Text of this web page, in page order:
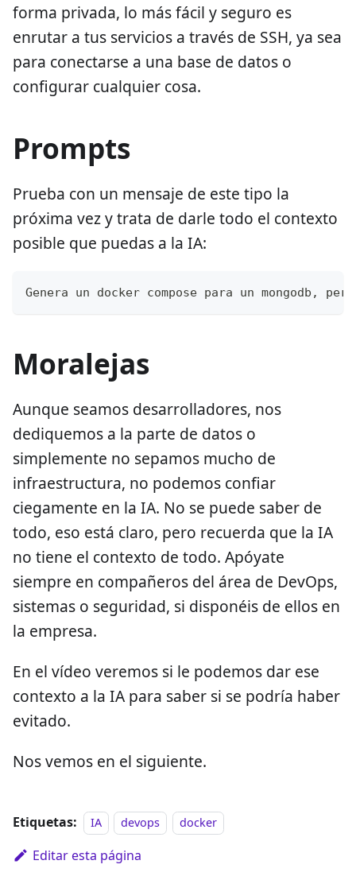
forma privada, lo más fácil y seguro es
enrutar a tus servicios a través de SSH, ya sea
para conectarse a una base de datos o
configurar cualquier cosa.
Prompts
Prueba con un mensaje de este tipo la
próxima vez y trata de darle todo el contexto
posible que puedas a la IA:
Genera un docker compose para un
Moralejas
Aunque seamos desarrolladores, nos
dediquemos a la parte de datos o
simplemente no sepamos mucho de
infraestructura, no podemos confiar
ciegamente en la IA. No se puede saber de
todo, eso está claro, pero recuerda que la IA
no tiene el contexto de todo. Apóyate
siempre en compañeros del área de DevOps,
sistemas o seguridad, si disponéis de ellos en
la empresa.
En el vídeo veremos si le podemos dar ese
contexto a la IA para saber si se podría haber
evitado.
Nos vemos en el siguiente.
Etiquetas: IA devops docker
Editar esta página